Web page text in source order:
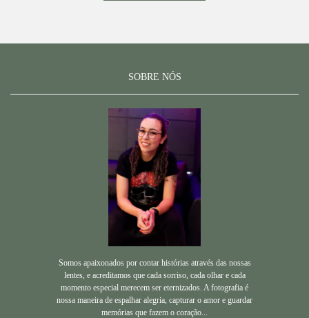
SOBRE NÓS
Somos apaixonados por contar histórias através das nossas
lentes, e acreditamos que cada sorriso, cada olhar e cada
momento especial merecem ser eternizados. A fotografia é
nossa maneira de espalhar alegria, capturar o amor e guardar
memórias que fazem o coração...